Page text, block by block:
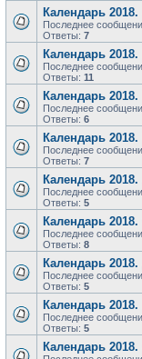
Календарь
Последнее
Ответы: 7
Календарь
Последнее
Ответы: 11
Календарь
Последнее
Ответы: 6
Календарь
Последнее
Ответы: 7
Календарь 2018.
Последнее
Ответы: 5
Календарь
Последнее
Ответы: 8
Календарь
Последнее
Ответы: 5
Календарь
Последнее
Ответы: 5
Календарь